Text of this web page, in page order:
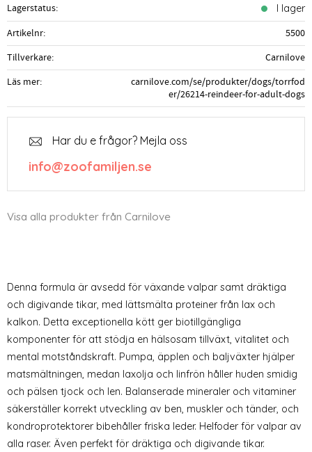
Lagerstatus I lager
Artikelnr
5500
Tillverkare
Carnilove
Läs mer
carnilove.com/se/produkter/dogs/torrfod
er/26214-reindeer-for-adult-dogs
Har du e frågor? Mejla oss
info@zoofamiljen.se
Visa alla produkter från Carnilove
Denna formula är avsedd för växande valpar samt dräktiga
och digivande tikar, med lättsmälta proteiner från lax och
kalkon. Detta exceptionella kött ger biotillgängliga
komponenter för att stödja en hälsosam tillväxt, vitalitet och
mental motståndskraft. Pumpa, äpplen och baljväxter hjälper
matsmältningen, medan laxolja och linfrön håller huden smidig
och pälsen tjock och len. Balanserade mineraler och vitaminer
säkerställer korrekt utveckling av ben, muskler och tänder, och
kondroprotektorer bibehåller friska leder. Helfoder för valpar av
alla raser. Även perfekt för dräktiga och digivande tikar.